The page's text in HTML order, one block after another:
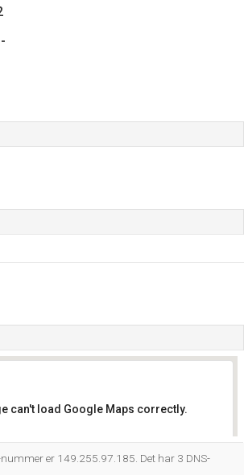
can't load Google Maps correctly.
er 149.255.97.185. Det har 3 DNS-